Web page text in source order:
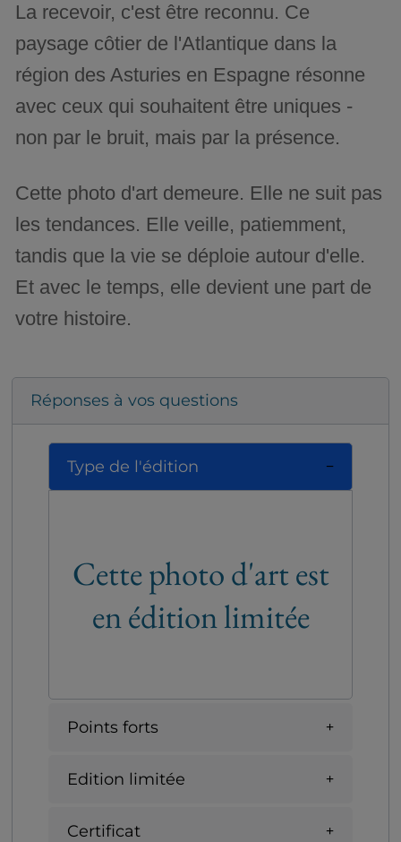
La recevoir, c'est être reconnu. Ce
paysage côtier de l'Atlantique dans la
région des Asturies en Espagne résonne
avec ceux qui souhaitent être uniques -
non par le bruit, mais par la présence.
Cette photo d'art demeure. Elle ne suit pas
les tendances. Elle veille, patiemment,
tandis que la vie se déploie autour d'elle.
Et avec le temps, elle devient une part de
votre histoire.
Réponses à vos questions
Type de l'édition
Cette photo d'art est
en édition limitée
Points forts
Edition limitée
Certificat